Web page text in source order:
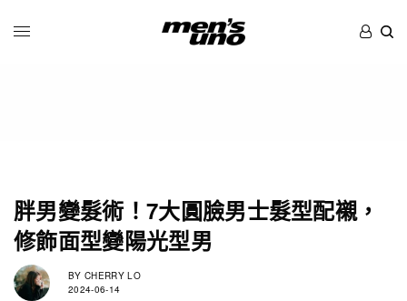
胖男變髮術！7大圓臉男士髮型配襯，
修飾面型變陽光型男
BY CHERRY LO
2024-06-14